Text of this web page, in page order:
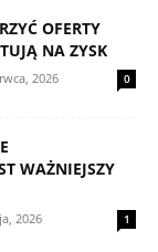
OFERTY
NA ZYSK
2026 0
WAŻNIEJSZY
2026 1